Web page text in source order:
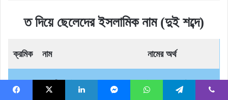
ত দিয়ে ছেলেদের ইসলামিক নাম (দুই শব্দে)
ক্রমিক নাম নামের অর্থ
১।
তাওহীদুল ইসলাম (Tawhidul
ইসলামের প্রতি দৃঢ়